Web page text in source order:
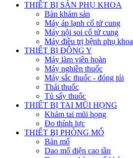
THIẾT BỊ SẢN PHỤ KHOA
Bàn khám sản
Máy áp lạnh cổ tử cung
Máy nội soi cổ tử cung
Máy điều trị bệnh phụ khoa
THIẾT BỊ ĐÔNG Y
Máy làm viên hoàn
Máy nghiền thuốc
Máy sắc thuốc - đóng túi
Thái thuốc
Tủ sấy thuốc
THIẾT BỊ TAI MŨI HỌNG
Khám tai mũi họng
Đo thính lực
THIẾT BỊ PHÒNG MỔ
Bàn mổ
Dao mổ điện cao tần